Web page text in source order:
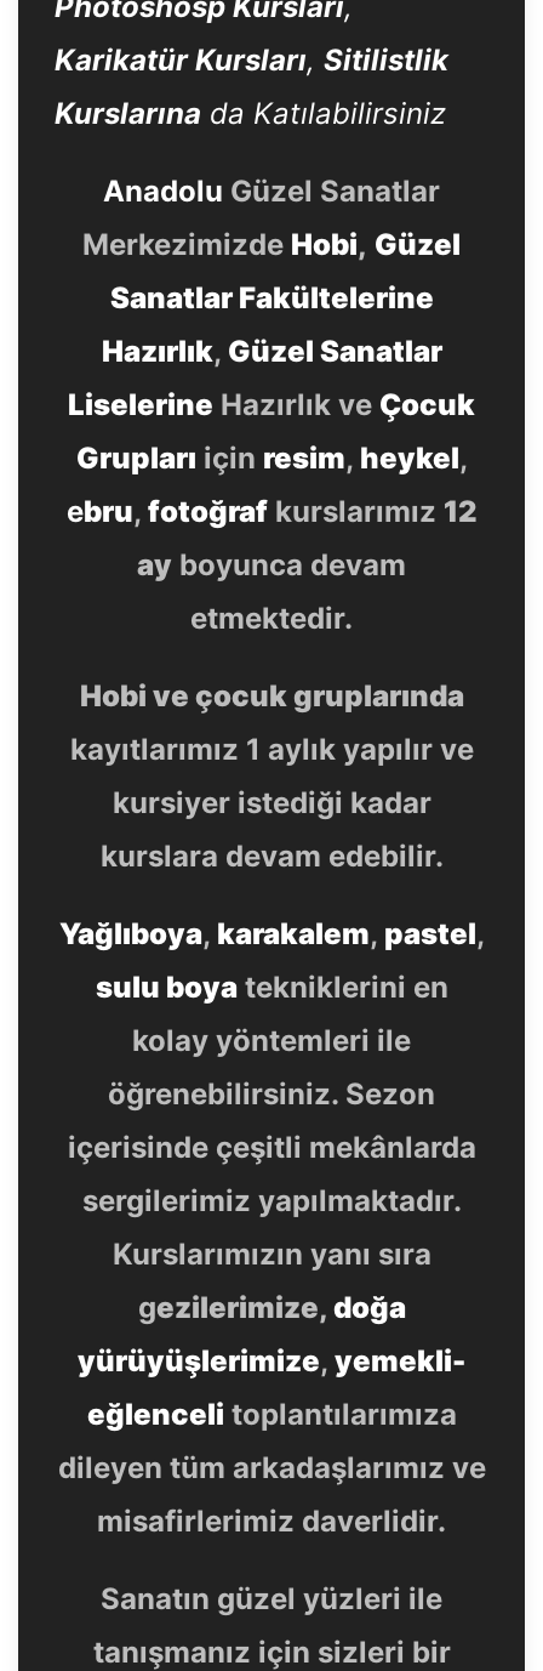
Karikatür Kursları, Sitilistlik
Kurslarına da Katılabilirsiniz
Anadolu Güzel Sanatlar
Merkezimizde Hobi, Güzel
Sanatlar Fakültelerine
Hazırlık, Güzel Sanatlar
Liselerine Hazırlık ve Çocuk
Grupları için resim, heykel,
ebru, fotoğrafkurslarımız 12
ay boyunca devam
etmektedir.
Hobi ve çocuk gruplarında
kayıtlarımız 1 aylık yapılır ve
kursiyer istediği kadar
kurslara devam edebilir.
Yağlıboya, karakalem, pastel,
sulu boyatekniklerini en
kolay yöntemleri ile
öğrenebilirsiniz. Sezon
içerisinde çeşitli mekânlarda
sergilerimiz yapılmaktadır.
Kurslarımızın yanı sıra
gezilerimize, doğa
yürüyüşlerimize, yemekli-
eğlenceli toplantılarımıza
dileyen tüm arkadaşlarımız ve
misafirlerimiz daverlidir.
Sanatın güzel yüzleri ile
tanışmanız için sizleri bir